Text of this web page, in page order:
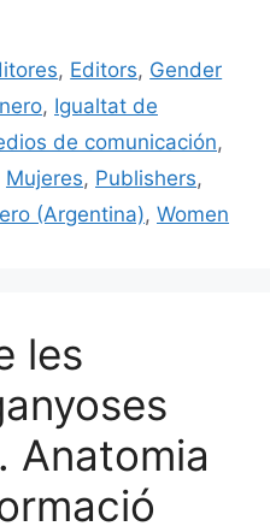
e
dI
n
p
ar
te
ix
, Editors, Gender
, Igualtat de
de comunicación,
Mujeres, Publishers,
(Argentina), Women
les
Anatomia